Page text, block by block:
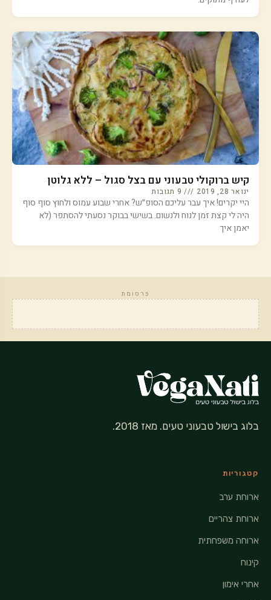
קיש ברוקולי טבעוני עם בצל סגול – ללא גלוטן
ינואר 28, 2019
היי יקרים! איך עבר עליכם הסופ״ש? אחרי שבוע עמוס ולחוץ סוף סוף
היה לי קצת זמן לנוח ולנשום. בשישי בבוקר נסעתי להסתפר (לא
יאמן איך
פרסומת
בלוג בישול טבעוני טעים. מאז 2018.
קטגוריות
ארוחת ערב
ארוחת צהריים
ארוחה משפחתית
קינוח
אחרי אימון